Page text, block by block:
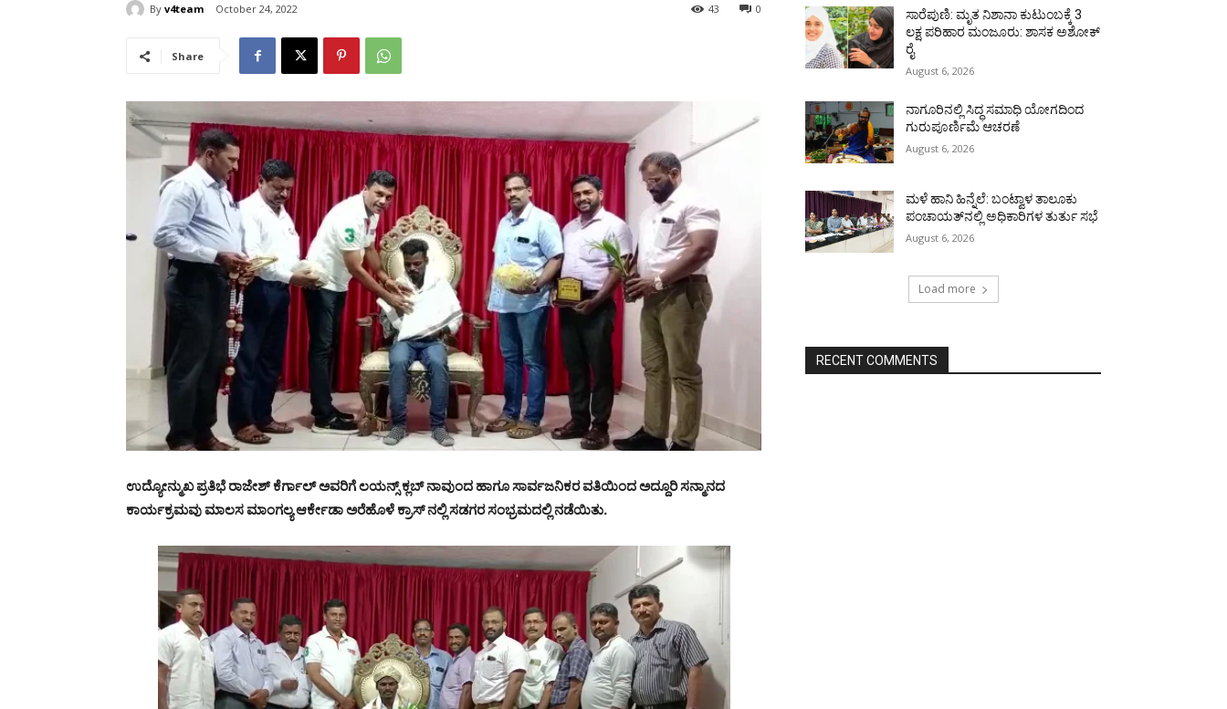
By v4team October 24, 2022 0
43
Share
ಉದ್ಯೋನ್ಮುಖ ಪ್ರತಿಭೆ ರಾಜೇಶ್ ಕೆರ್ಗಾಲ್ ಅವರಿಗೆ ಲಯನ್ಸ್ ಕ್ಲಬ್ ನಾವುಂದ ಹಾಗೂ ಸಾರ್ವಜನಿಕರ ವತಿಯಿಂದ ಅದ್ದೂರಿ ಸನ್ಮಾನದ
ಕಾರ್ಯಕ್ರಮವು ಮಾಲಸ ಮಾಂಗಲ್ಯ ಆರ್ಕೇಡಾ ಅರೆಹೊಳೆ ಕ್ರಾಸ್ ನಲ್ಲಿ ಸಡಗರ ಸಂಭ್ರಮದಲ್ಲಿ ನಡೆಯಿತು.
ಸಾರೆಪುಣಿ: ಮೃತ ನಿಶಾನಾ ಕುಟುಂಬಕ್ಕೆ 3
ಲಕ್ಷ ಪರಿಹಾರ ಮಂಜೂರು: ಶಾಸಕ ಅಶೋಕ್
ರೈ
August 6, 2026
ನಾಗೂರಿನಲ್ಲಿ ಸಿದ್ಧ ಸಮಾಧಿ ಯೋಗದಿಂದ
ಗುರುಪೂರ್ಣಿಮೆ ಆಚರಣೆ
August 6, 2026
ಮಳೆ ಹಾನಿ ಹಿನ್ನೆಲೆ: ಬಂಟ್ವಾಳ ತಾಲೂಕು
ಪಂಚಾಯತ್‌ನಲ್ಲಿ ಅಧಿಕಾರಿಗಳ ತುರ್ತು ಸಭೆ
August 6, 2026
Load more
RECENT COMMENTS